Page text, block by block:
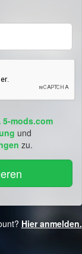
5-mods.com
und
zu.
Hier anmelden.